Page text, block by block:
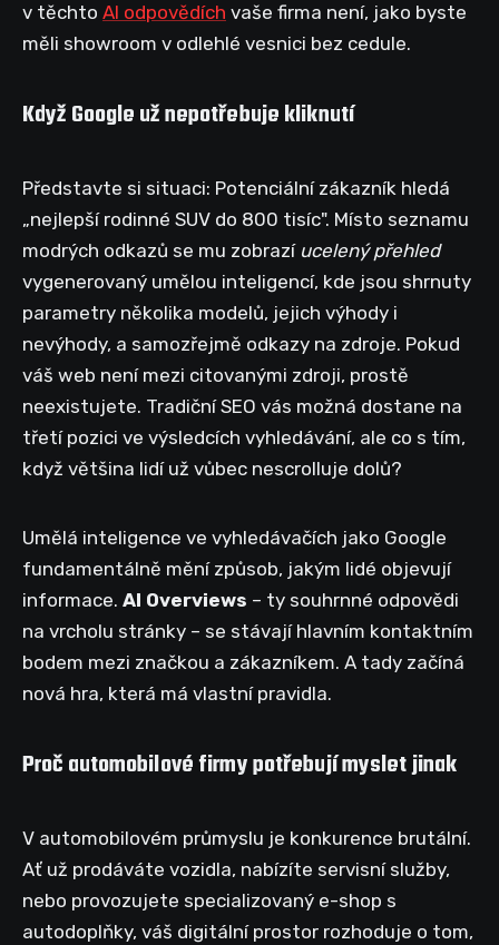
v těchto AI odpovědích vaše firma není, jako byste
měli showroom v odlehlé vesnici bez cedule.
Když Google už nepotřebuje kliknutí
Představte si situaci: Potenciální zákazník hledá
„nejlepší rodinné SUV do 800 tisíc". Místo seznamu
modrých odkazů se mu zobrazí ucelený přehled
vygenerovaný umělou inteligencí, kde jsou shrnuty
parametry několika modelů, jejich výhody i
nevýhody, a samozřejmě odkazy na zdroje. Pokud
váš web není mezi citovanými zdroji, prostě
neexistujete. Tradiční SEO vás možná dostane na
třetí pozici ve výsledcích vyhledávání, ale co s tím,
když většina lidí už vůbec nescrolluje dolů?
Umělá inteligence ve vyhledávačích jako Google
fundamentálně mění způsob, jakým lidé objevují
informace. AI Overviews – ty souhrnné odpovědi
na vrcholu stránky – se stávají hlavním kontaktním
bodem mezi značkou a zákazníkem. A tady začíná
nová hra, která má vlastní pravidla.
Proč automobilové firmy potřebují myslet jinak
V automobilovém průmyslu je konkurence brutální.
Ať už prodáváte vozidla, nabízíte servisní služby,
nebo provozujete specializovaný e-shop s
autodoplňky, váš digitální prostor rozhoduje o tom,